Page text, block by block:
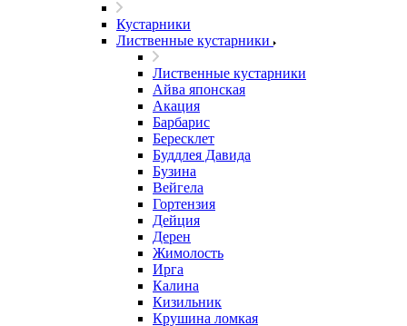
Кустарники
Лиственные кустарники
Лиственные кустарники
Айва японская
Акация
Барбарис
Бересклет
Буддлея Давида
Бузина
Вейгела
Гортензия
Дейция
Дерен
Жимолость
Ирга
Калина
Кизильник
Крушина ломкая